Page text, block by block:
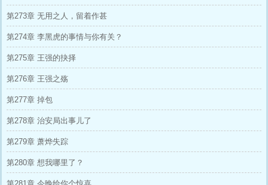
第273章 无用之人，留着作甚
第274章 李黑虎的事情与你有关？
第275章 王强的抉择
第276章 王强之殇
第277章 掉包
第278章 治安局出事儿了
第279章 萧烨失踪
第280章 想我哪里了？